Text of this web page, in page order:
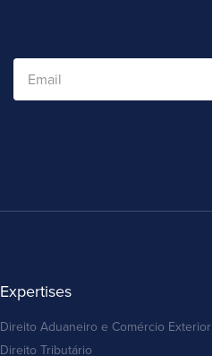
Expertises
Direito Aduaneiro e Comércio Exterior
Direito Tributário